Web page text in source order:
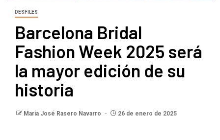
DESFILES
Barcelona Bridal
Fashion Week 2025 será
la mayor edición de su
historia
María José Rasero Navarro 26 de enero de 2025